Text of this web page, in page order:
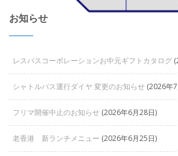
お知らせ
レスパスコーポレーションお中元ギフトカタログ
シャトルバス運行ダイヤ 変更のお知らせ (2026年
フリマ開催中止のお知らせ (2026年6月28日)
老香港 新ランチメニュー (2026年6月25日)